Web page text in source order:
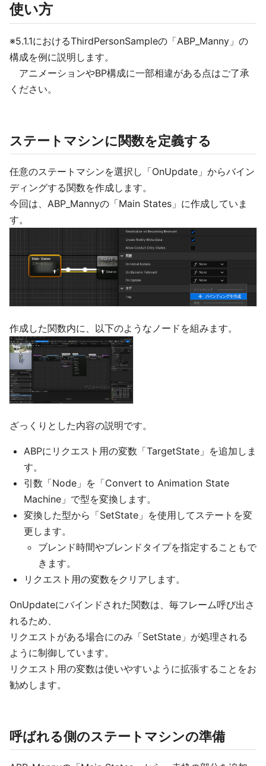
使い方
※5.1.1におけるThirdPersonSampleの「ABP_Manny」の
構成を例に説明します。
アニメーションやBP構成に一部相違がある点はご了承
ください。
ステートマシンに関数を定義する
任意のステートマシンを選択し「OnUpdate」からバイン
ディングする関数を作成します。
今回は、ABP_Mannyの「Main States」に作成していま
す。
作成した関数内に、以下のようなノードを組みます。
ざっくりとした内容の説明です。
ABPにリクエスト用の変数「TargetState」を追加しま
す。
引数「Node」を「Convert to Animation State
Machine」で型を変換します。
変換した型から「SetState」を使用してステートを変
更します。
ブレンド時間やブレンドタイプを指定することもで
きます。
リクエスト用の変数をクリアします。
OnUpdateにバインドされた関数は、毎フレーム呼び出さ
れるため、
リクエストがある場合にのみ「SetState」が処理される
ように制御しています。
リクエスト用の変数は使いやすいように拡張することをお
勧めします。
呼ばれる側のステートマシンの準備